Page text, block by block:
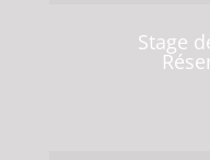
Stage